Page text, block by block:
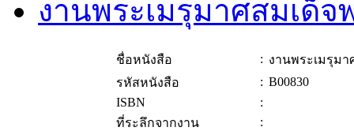
งานพระเมรุมาศสมเด็
ชื่อหนังสือ : งานพระเมรุม
รหัสหนังสือ
: B00830
ISBN
:
ที่ระลึกจากงาน
: